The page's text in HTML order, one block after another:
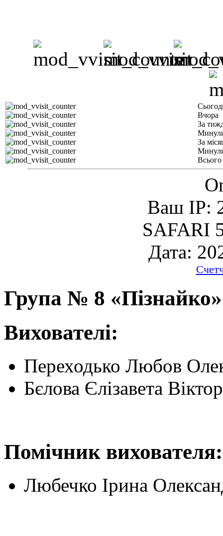
Вчора
За
За
Всього
Ваш IP:
SAFARI
Дата:
Група № 8 «Пізнайко»
Вихователі:
Переходько Любов
Бєлова Єлізавета
Помічник вихователя:
Любечко Ірина